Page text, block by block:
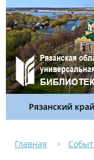
Рязанский край
Главная